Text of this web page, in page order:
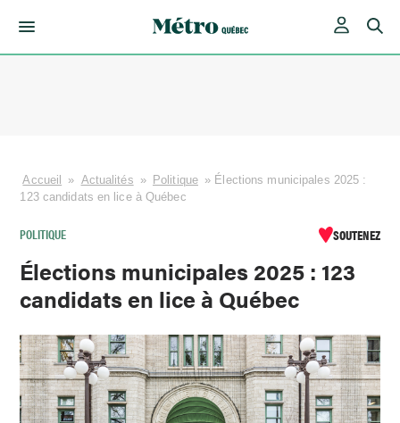
Accueil » Actualités » Politique » Élections municipales 2025 :
123 candidats en lice à Québec
POLITIQUE SOUTENEZ
Élections municipales 2025 : 123
candidats en lice à Québec